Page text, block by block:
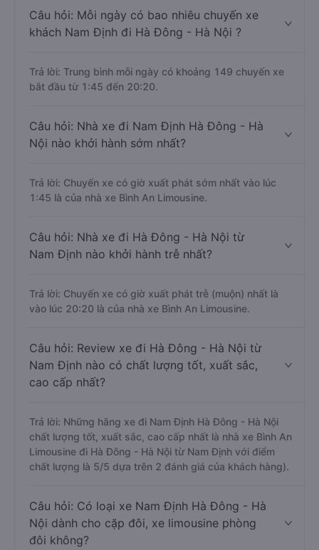
Câu hỏi: Mỗi ngày có bao nhiêu chuyến xe
khách Nam Định đi Hà Đông - Hà Nội ?
Trả lời: Trung bình mỗi ngày có khoảng 149 chuyến xe
bắt đầu từ 1:45 đến 20:20.
Câu hỏi: Nhà xe đi Nam Định Hà Đông - Hà
Nội nào khởi hành sớm nhất?
Trả lời: Chuyến xe có giờ xuất phát sớm nhất vào lúc
1:45 là của nhà xe Bình An Limousine.
Câu hỏi: Nhà xe đi Hà Đông - Hà Nội từ
Nam Định nào khởi hành trễ nhất?
Trả lời: Chuyến xe có giờ xuất phát trễ (muộn) nhất là
vào lúc 20:20 là của nhà xe Bình An Limousine.
Câu hỏi: Review xe đi Hà Đông - Hà Nội từ
Nam Định nào có chất lượng tốt, xuất sắc,
cao cấp nhất?
Trả lời: Những hãng xe đi Nam Định Hà Đông - Hà Nội
chất lượng tốt, xuất sắc, cao cấp nhất là nhà xe Bình An
Limousine đi Hà Đông - Hà Nội từ Nam Định với điểm
chất lượng là 5/5 dựa trên 2 đánh giá của khách hàng).
Câu hỏi: Có loại xe Nam Định Hà Đông - Hà
Nội dành cho cặp đôi, xe limousine phòng
đôi không?